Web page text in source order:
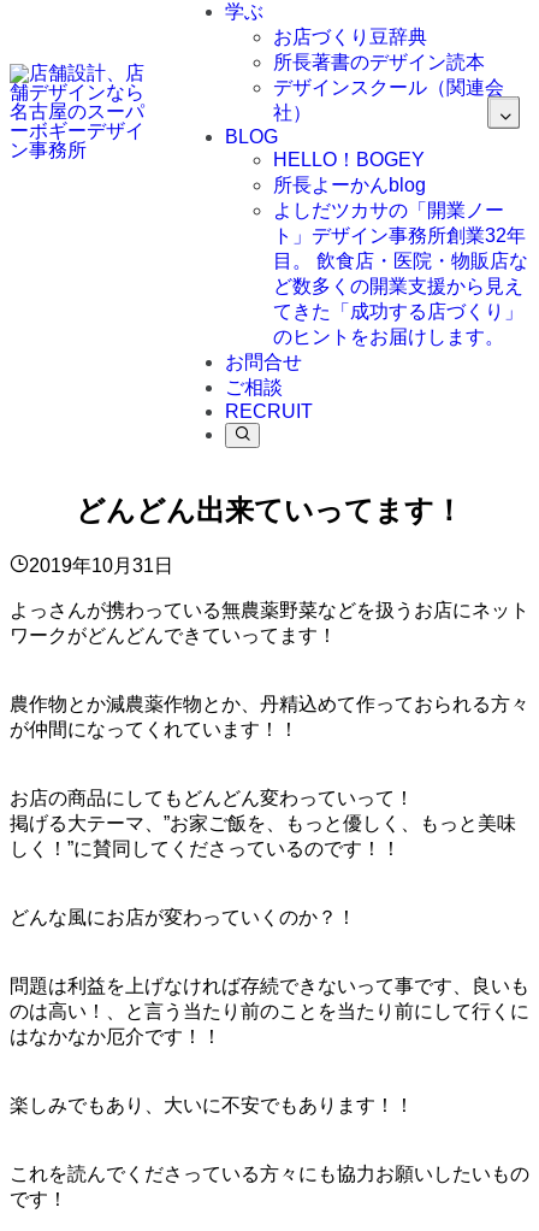
学ぶ
お店づくり豆辞典
所長著書のデザイン読本
デザインスクール（関連会
社）
BLOG
HELLO！BOGEY
所長よーかんblog
よしだツカサの「開業ノー
ト」 デザイン事務所創業32年
目。 飲食店・医院・物販店な
ど数多くの開業支援から見え
てきた「成功する店づくり」
のヒントをお届けします。
お問合せ
ご相談
RECRUIT
どんどん出来ていってます！
2019年10月31日
よっさんが携わっている無農薬野菜などを扱うお店にネット
ワークがどんどんできていってます！
農作物とか減農薬作物とか、丹精込めて作っておられる方々
が仲間になってくれています！！
お店の商品にしてもどんどん変わっていって！
掲げる大テーマ、”お家ご飯を、もっと優しく、もっと美味
しく！”に賛同してくださっているのです！！
どんな風にお店が変わっていくのか？！
問題は利益を上げなければ存続できないって事です、良いも
のは高い！、と言う当たり前のことを当たり前にして行くに
はなかなか厄介です！！
楽しみでもあり、大いに不安でもあります！！
これを読んでくださっている方々にも協力お願いしたいもの
です！